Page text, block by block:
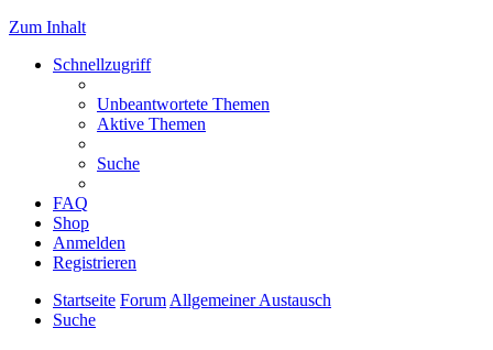
Zum Inhalt
Schnellzugriff
Unbeantwortete Themen
Aktive Themen
Suche
FAQ
Shop
Anmelden
Registrieren
Startseite Forum Allgemeiner Austausch
Suche